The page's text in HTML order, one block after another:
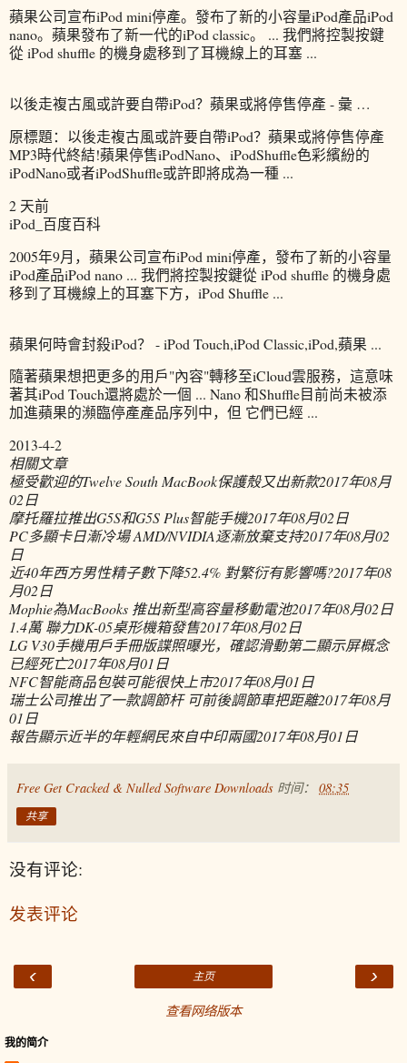
蘋果公司宣布iPod mini停產。發布了新的小容量iPod產品iPod
nano。蘋果發布了新一代的iPod classic。 ... 我們將控製按鍵
從 iPod shuffle 的機身處移到了耳機線上的耳塞 ...
以後走複古風或許要自帶iPod？蘋果或將停售停產 - 彙 …
原標題：以後走複古風或許要自帶iPod？蘋果或將停售停產
MP3時代終結!蘋果停售iPodNano、iPodShuffle色彩繽紛的
iPodNano或者iPodShuffle或許即將成為一種 ...
2 天前
iPod_百度百科
2005年9月，蘋果公司宣布iPod mini停產，發布了新的小容量
iPod產品iPod nano ... 我們將控製按鍵從 iPod shuffle 的機身處
移到了耳機線上的耳塞下方，iPod Shuffle ...
蘋果何時會封殺iPod？ - iPod Touch,iPod Classic,iPod,蘋果 ...
隨著蘋果想把更多的用戶"內容"轉移至iCloud雲服務，這意味
著其iPod Touch還將處於一個 ... Nano 和Shuffle目前尚未被添
加進蘋果的瀕臨停產產品序列中，但 它們已經 ...
2013-4-2
相關文章
極受歡迎的Twelve South MacBook保護殼又出新款2017年08月
02日
摩托羅拉推出G5S和G5S Plus智能手機2017年08月02日
PC多顯卡日漸冷場 AMD/NVIDIA逐漸放棄支持2017年08月02
日
近40年西方男性精子數下降52.4% 對繁衍有影響嗎?2017年08
月02日
Mophie為MacBooks 推出新型高容量移動電池2017年08月02日
1.4萬 聯力DK-05桌形機箱發售2017年08月02日
LG V30手機用戶手冊版諜照曝光，確認滑動第二顯示屏概念
已經死亡2017年08月01日
NFC智能商品包裝可能很快上市2017年08月01日
瑞士公司推出了一款調節杆 可前後調節車把距離2017年08月
01日
報告顯示近半的年輕網民來自中印兩國2017年08月01日
Free Get Cracked & Nulled Software Downloads 时间： 08:35
共享
没有评论:
发表评论
‹ ›
主页
查看网络版本
我的简介